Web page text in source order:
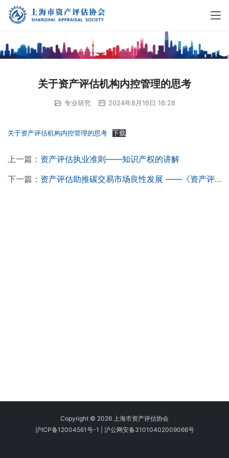
关于资产评估机构内控管理的思考
专业研究 2024年8月16日 16:28
关于资产评估机构内控管理的思考 下载
上一篇： 资产评估执业准则——知识产权的讲解
下一篇： 资产评估助推碳交易市场良性发展 ——《资产评估专家指引第17号——碳资产评估》解读
Copyright © 2026 上海市资产评估协会
沪ICP备12004561号-1
沪公网安备31010402009066号